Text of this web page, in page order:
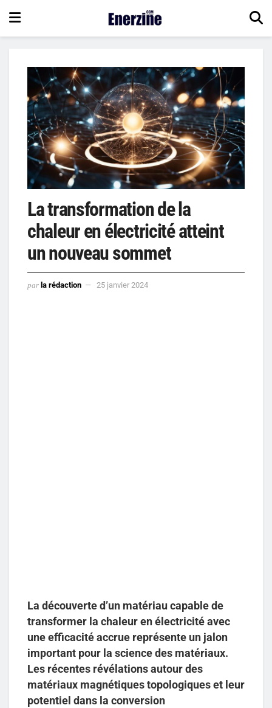
La transformation de la
chaleur en électricité atteint
un nouveau sommet
par la rédaction 25 janvier 2024
La découverte d’un matériau capable de
transformer la chaleur en électricité avec
une efficacité accrue représente un jalon
important pour la science des matériaux.
Les récentes révélations autour des
matériaux magnétiques topologiques et leur
potentiel dans la conversion